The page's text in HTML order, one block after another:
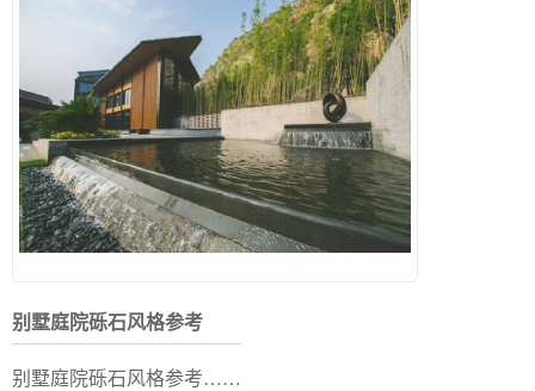
别墅庭院砾石风格参考
别墅庭院砾石风格参考……